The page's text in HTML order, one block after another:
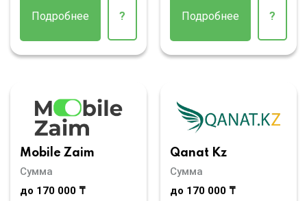
Подробнее ? Подробнее ?
Mobile Zaim
Сумма
до 170 000 ₸
Qanat Kz
Сумма
до 170 000 ₸